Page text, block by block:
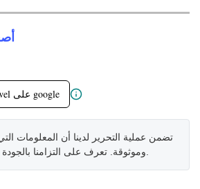
إضافة تناسب verywel على google
تضمن عملية التحرير لدينا أن المعلومات
وموثوقة. تعرف على التزامنا